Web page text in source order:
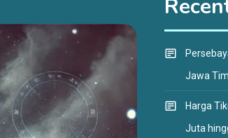
Jawa
Harga
Juta